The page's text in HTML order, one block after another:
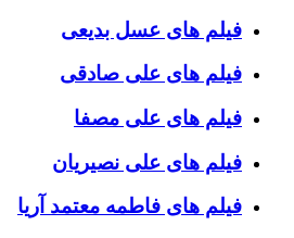
فیلم های عسل بدیعی
فیلم های علی صادقی
فیلم های علی مصفا
فیلم های علی نصیریان
فیلم های فاطمه معتمد آریا